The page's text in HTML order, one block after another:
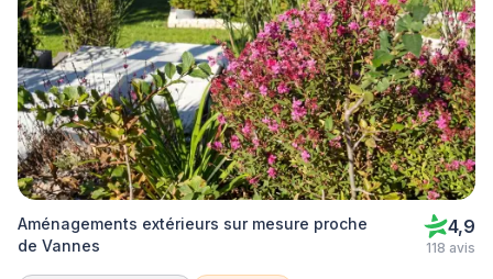
Aménagements extérieurs sur mesure proche
de Vannes
4,9
118 avis